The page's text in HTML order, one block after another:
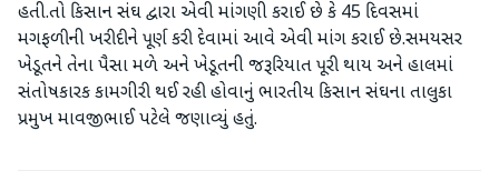
હતી.તો કિસાન સંઘ દ્વારા એવી માંગણી કરાઈ છે કે 45 દિવસમાં
મગફળીની ખરીદીને પૂર્ણ કરી દેવામાં આવે એવી માંગ કરાઈ છે.સમયસર
ખેડૂતને તેના પૈસા મળે અને ખેડૂતની જરૂરિયાત પૂરી થાય અને હાલમાં
સંતોષકારક કામગીરી થઈ રહી હોવાનું ભારતીય કિસાન સંઘના તાલુકા
પ્રમુખ માવજીભાઈ પટેલે જણાવ્યું હતું.